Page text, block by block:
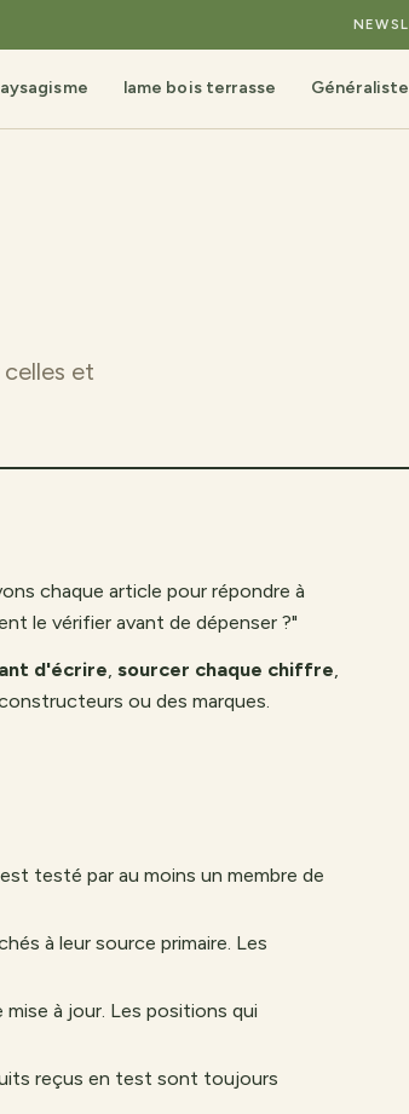
lame bois terrasse Généraliste
et
chaque article pour répondre à
le vérifier avant de dépenser ?"
d'écrire sourcer chaque chiffre
ou des marques.
testé par au moins un membre de
à leur source primaire. Les
mise à jour. Les positions qui
reçus en test sont toujours